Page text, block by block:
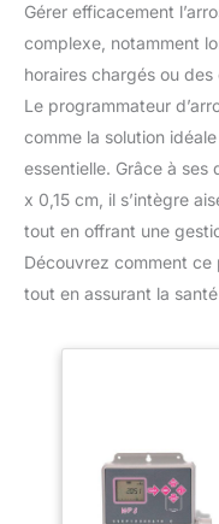
Gérer efficacement
complexe, notamment
horaires chargés ou
Le programmateur
comme la solution
essentielle. Grâce à ses
x 0,15 cm, il s’intègre
tout en offrant une
Découvrez comment
tout en assurant la